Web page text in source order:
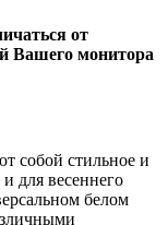
от
Вашего монитора
собой стильное и
для весеннего
белом